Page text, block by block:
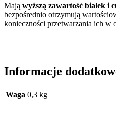
Mają wyższą zawartość białek i
bezpośrednio otrzymują
konieczności przetwarzania ich w
Informacje
Waga 0,3 kg